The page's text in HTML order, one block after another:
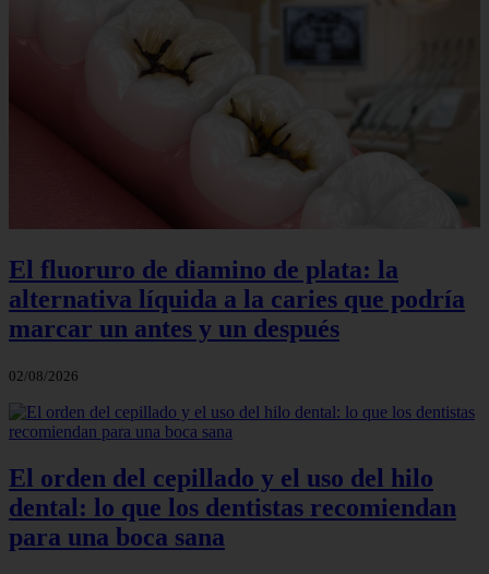
El fluoruro de diamino de plata: la
alternativa líquida a la caries que podría
marcar un antes y un después
02/08/2026
El orden del cepillado y el uso del hilo
dental: lo que los dentistas recomiendan
para una boca sana